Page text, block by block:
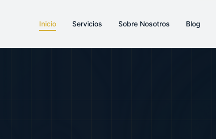
Inicio Servicios Sobre Nosotros Blog